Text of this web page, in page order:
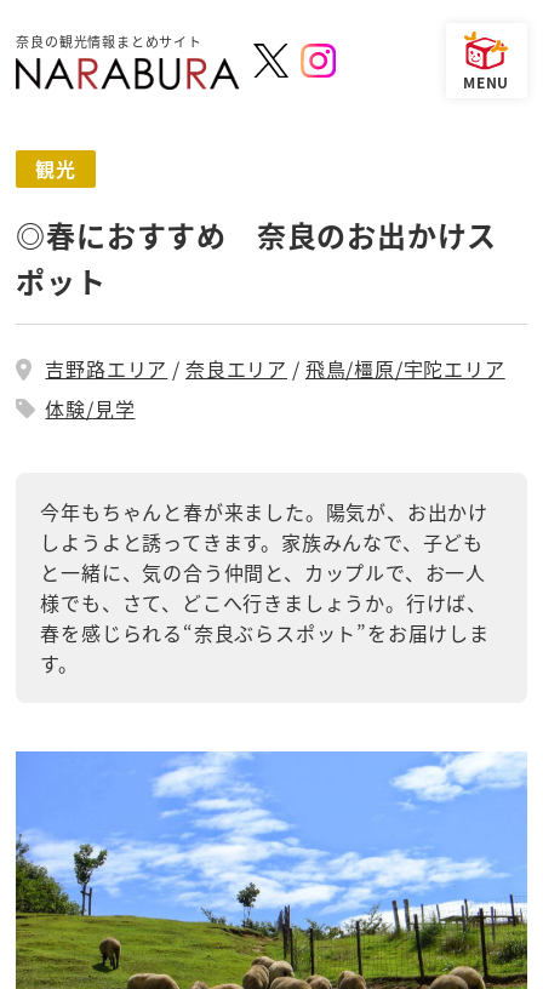
奈良の観光情報まとめサイト
観光
◎春におすすめ 奈良のお出かけス
ポット
吉野路エリア 奈良エリア
飛鳥/橿原/宇陀エリア
体験/見学
今年もちゃんと春が来ました。陽気が、お出かけ
しようよと誘ってきます。家族みんなで、子ども
と一緒に、気の合う仲間と、カップルで、お一人
様でも、さて、どこへ行きましょうか。行けば、
春を感じられる“奈良ぶらスポット”をお届けしま
す。